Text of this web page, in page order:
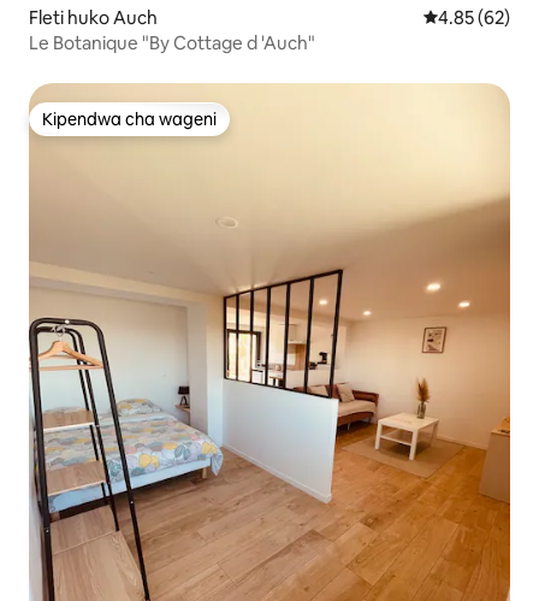
Fleti huko Auch Ukadiriaji wa
4.85 (62)
Le Botanique "By Cottage d 'Auch"
Kipendwa cha wageni
Kipendwa cha wageni